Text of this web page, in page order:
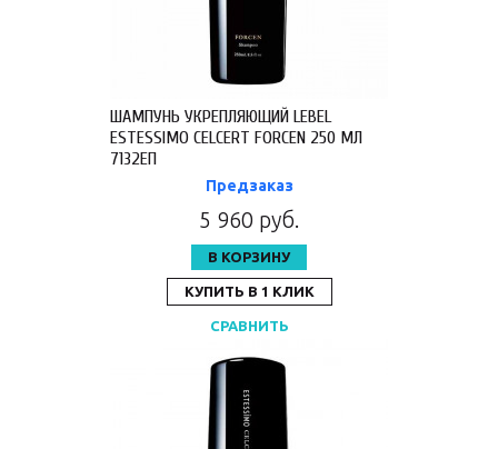
ШАМПУНЬ УКРЕПЛЯЮЩИЙ LEBEL
ESTESSIMO CELCERT FORCEN 250 МЛ
7132ЕП
Предзаказ
5 960 руб.
В КОРЗИНУ
КУПИТЬ В 1 КЛИК
СРАВНИТЬ